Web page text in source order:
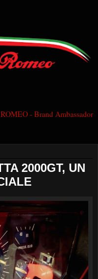
- Brand Ambassador
2000GT, UN